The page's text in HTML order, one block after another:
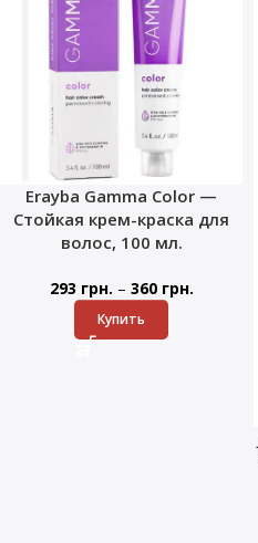
Erayba Gamma Color —
Стойкая крем-краска для
волос, 100 мл.
293 грн. – 360 грн.
Купить